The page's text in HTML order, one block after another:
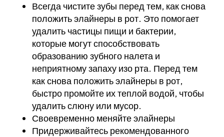
Всегда чистите зубы перед тем, как снова
положить элайнеры в рот. Это помогает
удалить частицы пищи и бактерии,
которые могут способствовать
образованию зубного налета и
неприятному запаху изо рта. Перед тем
как снова положить элайнеры в рот,
быстро промойте их теплой водой, чтобы
удалить слюну или мусор.
Своевременно меняйте элайнеры
Придерживайтесь рекомендованного